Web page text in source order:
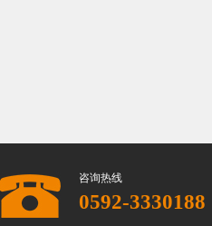
咨询热线
0592-3330188